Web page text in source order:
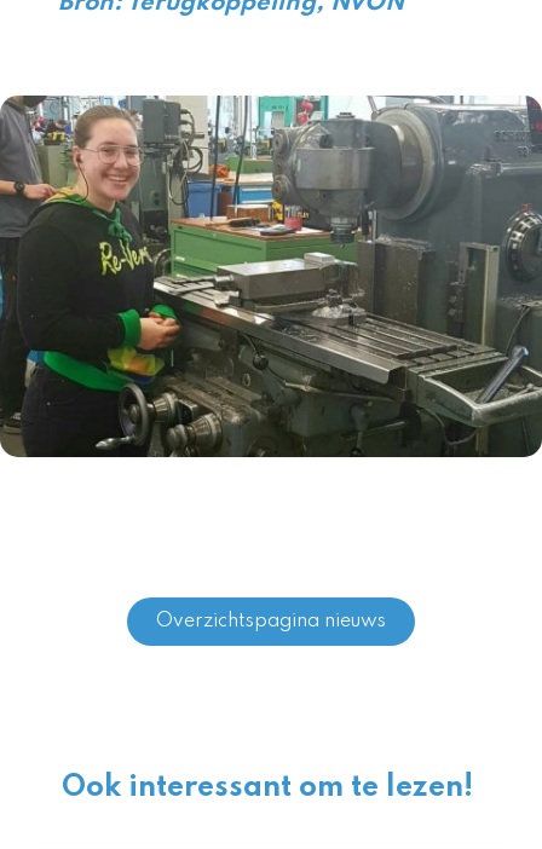
Overzichtspagina nieuws
Ook interessant om te lezen!